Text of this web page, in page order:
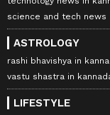
science and tech news
ASTROLOGY
rashi bhavishya in
vastu shastra in
LIFESTYLE